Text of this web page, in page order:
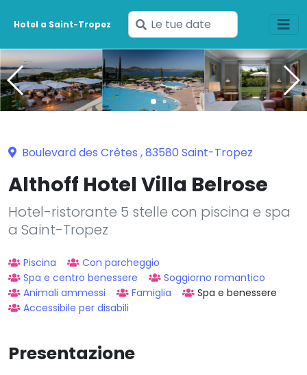
Hotel a Saint-Tropez
Inserisci
le
tue
date
Boulevard des Crêtes , 83580 Saint-Tropez
Althoff Hotel Villa Belrose
Hotel-ristorante 5 stelle con piscina e spa
a Saint-Tropez
Piscina
Con parcheggio
Spa e centro benessere
Soggiorno romantico
Animali ammessi
Famiglia
Spa e benessere
Accessibile per disabili
Presentazione